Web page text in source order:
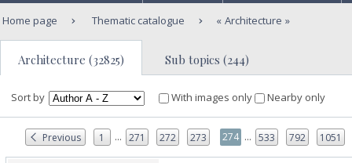
Home page Thematic catalogue Architecture
Architecture (32825) Sub topics (244)
Sort by With images only Nearby only
Previous 1 ... 271 272 273 274 ... 533 792 1051